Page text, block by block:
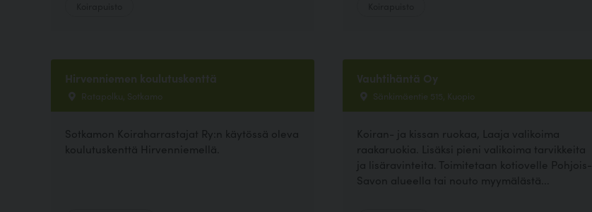
Hirvenniemen koulutuskenttä
Ratapolku, Sotkamo
Sotkamon Koiraharrastajat Ry:n käytössä oleva
koulutuskenttä Hirvenniemellä.
Vauhtihäntä Oy
Sänkimäentie 515, Kuopio
Koiran- ja kissan ruokaa, Laaja valikoima
raakaruokia. Lisäksi pieni valikoima tarvikkeita
ja lisäravinteita. Toimitetaan kotiovelle Pohjois-
Savon alueella tai nouto myymälästä...